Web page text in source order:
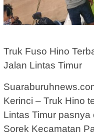
Truk Fuso Hino
Jalan Lintas Timur
Kerinci – Truk Hino
Lintas Timur pasnya
Sorek Kecamatan